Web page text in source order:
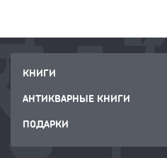
КНИГИ
АНТИКВАРНЫЕ КНИГИ
ПОДАРКИ